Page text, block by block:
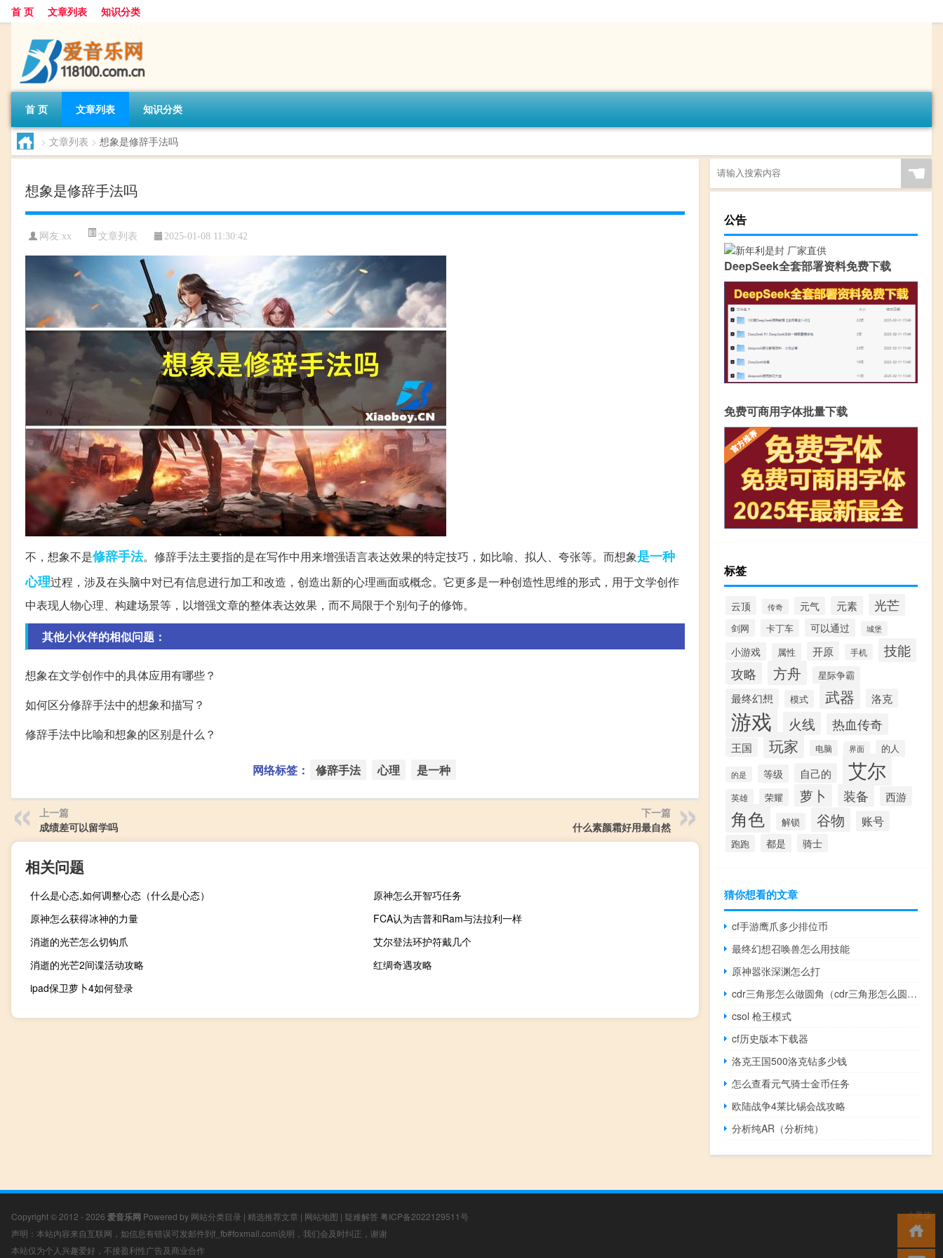
首 页 文章列表 知识分类
首 页 文章列表 知识分类
> 文章列表 > 想象是修辞手法吗
想象是修辞手法吗
网友:xx 文章列表 2025-01-08 11:30:42
不，想象不是修辞手法。修辞手法主要指的是在写作中用来增强语言表达效果的特定技巧，如比喻、拟人、夸张等。而想象是一种
心理过程，涉及在头脑中对已有信息进行加工和改造，创造出新的心理画面或概念。它更多是一种创造性思维的形式，用于文学创作
中表现人物心理、构建场景等，以增强文章的整体表达效果，而不局限于个别句子的修饰。
其他小伙伴的相似问题：
想象在文学创作中的具体应用有哪些？
如何区分修辞手法中的想象和描写？
修辞手法中比喻和想象的区别是什么？
网络标签： 修辞手法 心理 是一种
上一篇
成绩差可以留学吗
下一篇
什么素颜霜好用最自然
相关问题
什么是心态,如何调整心态（什么是心态）
原神怎么开智巧任务
原神怎么获得冰神的力量
FCA认为吉普和Ram与法拉利一样
消逝的光芒怎么切钩爪
艾尔登法环护符戴几个
消逝的光芒2间谍活动攻略
红绸奇遇攻略
ipad保卫萝卜4如何登录
☚
公告
DeepSeek全套部署资料免费下载
免费可商用字体批量下载
标签
云顶 传奇 元气 元素 光芒
剑网 卡丁车 可以通过 城堡
小游戏 属性 开原 手机 技能
攻略 方舟 星际争霸
最终幻想 模式 武器 洛克
游戏 火线 热血传奇
王国 玩家 电脑 界面 的人
的是 等级 自己的 艾尔
英雄 荣耀 萝卜 装备 西游
角色 解锁 谷物 账号
跑跑 都是 骑士
猜你想看的文章
cf手游鹰爪多少排位币
最终幻想召唤兽怎么用技能
原神嚣张深渊怎么打
cdr三角形怎么做圆角（cdr三角形怎么圆角）
csol 枪王模式
cf历史版本下载器
洛克王国500洛克钻多少钱
怎么查看元气骑士金币任务
欧陆战争4莱比锡会战攻略
分析纯AR（分析纯）
Copyright © 2012 - 2026 爱音乐网 Powered by 网站分类目录 | 精选推荐文章 | 网站地图 | 疑难解答 粤ICP备2022129511号
声明：本站内容来自互联网，如信息有错误可发邮件到f_fb#foxmail.com说明，我们会及时纠正，谢谢
本站仅为个人兴趣爱好，不接盈利性广告及商业合作
小男孩